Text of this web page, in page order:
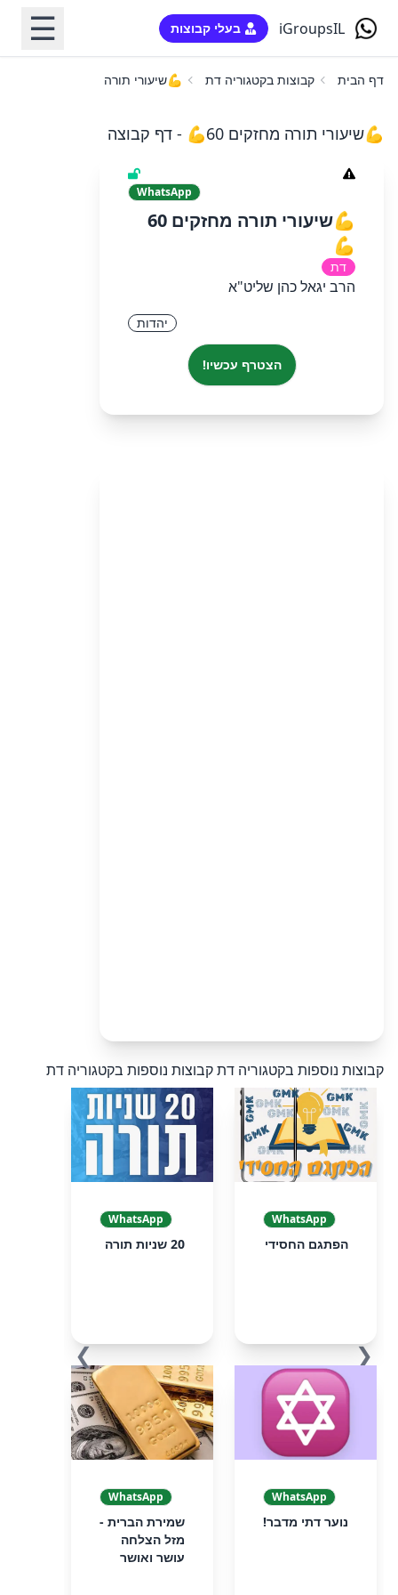
iGroupsIL בעלי קבוצות ☰
דף הבית קבוצות בקטגוריה דת 💪שיעורי תורה מחזקים 60💪
💪שיעורי תורה מחזקים 60💪 - דף קבוצה
WhatsApp
💪שיעורי תורה מחזקים 60
💪
דת
הרב יגאל כהן שליט"א
יהדות
הצטרף עכשיו!
קבוצות נוספות בקטגוריה דתקבוצות נוספות בקטגוריה דת
❮
WhatsApp
הפתגם החסידי
WhatsApp
20 שניות תורה
WhatsApp
נוער דתי מדבר!
WhatsApp
שמירת הברית -
מזל הצלחה
עושר ואושר
❯